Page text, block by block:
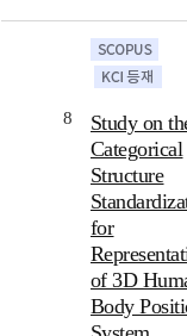
8
Study on
Categorical
Structure
for
of 3D
Body